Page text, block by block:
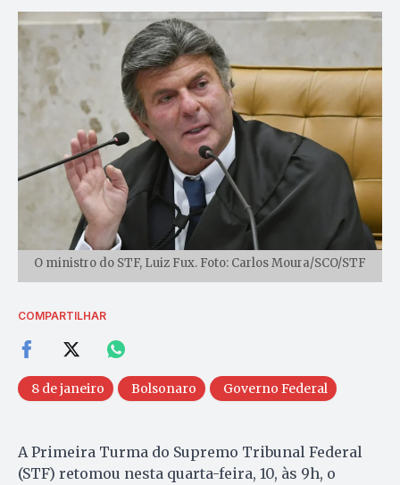
O ministro do STF, Luiz Fux. Foto: Carlos Moura/SCO/STF
COMPARTILHAR
8 de janeiro Bolsonaro Governo Federal
A Primeira Turma do Supremo Tribunal Federal
(STF) retomou nesta quarta-feira, 10, às 9h, o